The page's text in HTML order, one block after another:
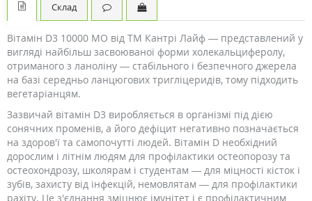
Склад
Вітамін D3 10000 МО від ТМ Кантрі Лайф — представлений у
вигляді найбільш засвоюваної форми холекальциферолу,
отриманого з ланоліну — стабільного і безпечного джерела
на базі середньо ланцюгових тригліцеридів, тому підходить
вегетаріанцям.
Зазвичай вітамін D3 виробляється в організмі під дією
сонячних променів, а його дефіцит негативно позначається
на здоров'ї та самопочутті людей. Вітамін D необхідний
дорослим і літнім людям для профілактики остеопорозу та
остеохондрозу, школярам і студентам — для міцності кісток і
зубів, захисту від інфекцій, немовлятам — для профілактики
рахіту. Це з'єднання зміцнює імунітет і є профілактичним